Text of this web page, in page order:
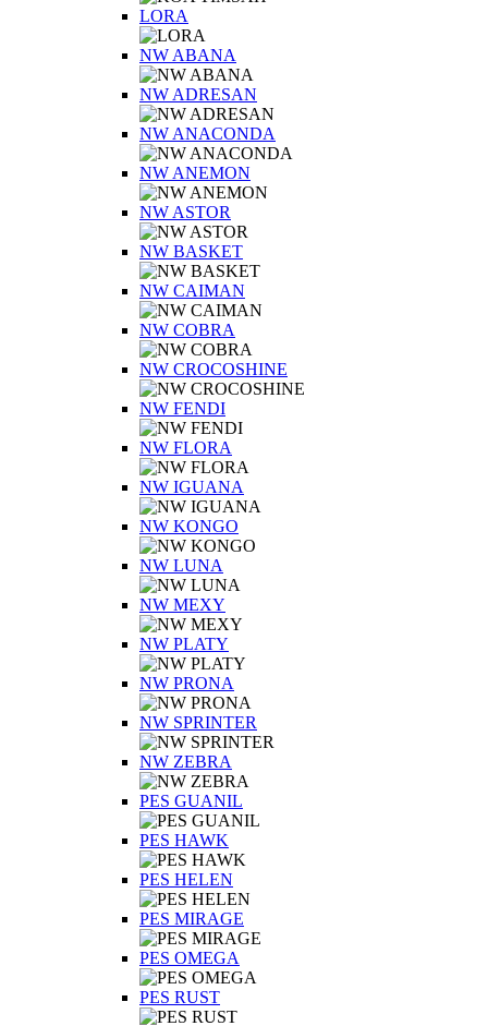
LORA
NW ABANA
NW ADRESAN
NW ANACONDA
NW ANEMON
NW ASTOR
NW BASKET
NW CAIMAN
NW COBRA
NW CROCOSHINE
NW FENDI
NW FLORA
NW IGUANA
NW KONGO
NW LUNA
NW MEXY
NW PLATY
NW PRONA
NW SPRINTER
NW ZEBRA
PES GUANIL
PES HAWK
PES HELEN
PES MIRAGE
PES OMEGA
PES RUST